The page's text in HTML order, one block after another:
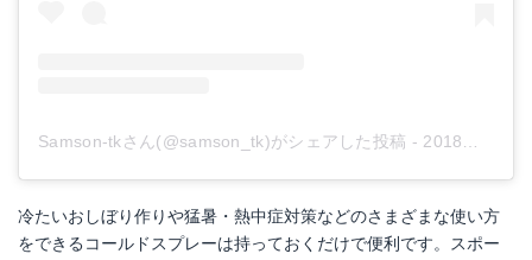
Samson-tkさん(@samson_tk)がシェアした投稿 - 2018年 7月月11日午前4時16分PDT
冷たいおしぼり作りや猛暑・熱中症対策などのさまざまな使い方
をできるコールドスプレーは持っておくだけで便利です。スポー